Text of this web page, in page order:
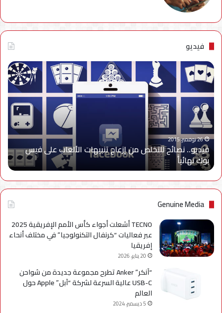
فيديو
فيديو..
نصائح
للتخلص
من
إزعاج
تنبيهات
الألعاب
على
فيس
بوك
نهائياًَ
26 نوفمبر، 2015
فيديو.. نصائح للتخلص من إزعاج تنبيهات الألعاب على فيس
بوك نهائياًَ
Genuine Media
TECNO أشعلت أجواء كأس الأمم الإفريقية 2025
عبر فعاليات “كرنفال التكنولوجيا” في مختلف أنحاء
إفريقيا
20 يناير، 2026
“آنكر” Anker تطرح مجموعة جديدة من شواحن
USB-C عالية السرعة لشركة “آبل” Apple حول
العالم
5 ديسمبر، 2024